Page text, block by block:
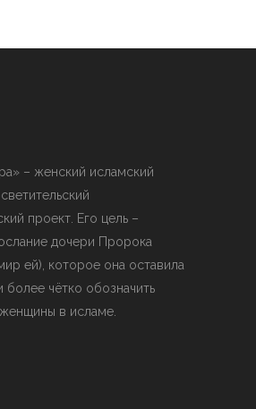
– женский исламский
проект. Его цель –
дочери Пророка
ей), которое она оставила
более чётко обозначить
в исламе.